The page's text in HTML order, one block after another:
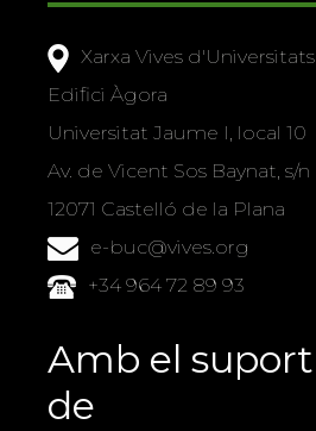
Xarxa Vives d'Universitats
Edifici Àgora
Universitat Jaume I, local 10
Av. de Vicent Sos Baynat, s/n
12071 Castelló de la Plana
e-buc@vives.org
+34 964 72 89 93
Amb el suport
de